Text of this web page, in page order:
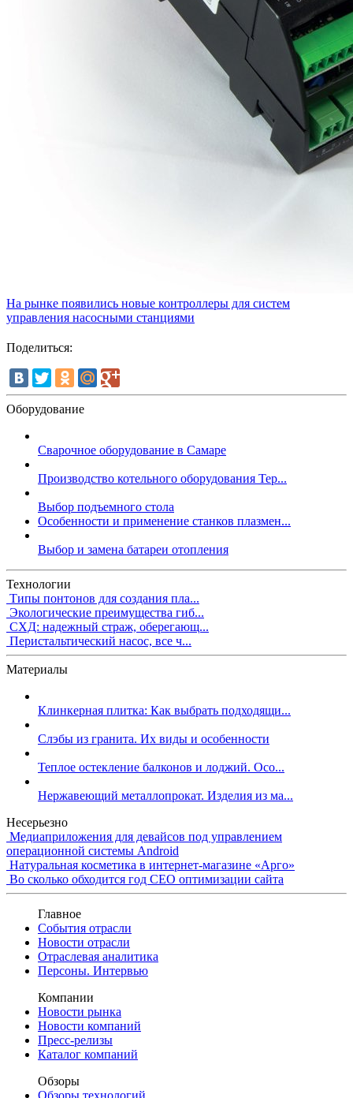
На рынке появились новые контроллеры для систем
управления насосными станциями
Поделиться:
Оборудование
Сварочное оборудование в Самаре
Производство котельного оборудования Тер...
Выбор подъемного стола
Особенности и применение станков плазмен...
Выбор и замена батареи отопления
Технологии
Типы понтонов для создания пла...
Экологические преимущества гиб...
СХД: надежный страж, оберегающ...
Перистальтический насос, все ч...
Материалы
Клинкерная плитка: Как выбрать подходящи...
Слэбы из гранита. Их виды и особенности
Теплое остекление балконов и лоджий. Осо...
Нержавеющий металлопрокат. Изделия из ма...
Несерьезно
Медиаприложения для девайсов под управлением
операционной системы Android
Натуральная косметика в интернет-магазине «Арго»
Во сколько обходится год СЕО оптимизации сайта
Главное
События отрасли
Новости отрасли
Отраслевая аналитика
Персоны. Интервью
Компании
Новости рынка
Новости компаний
Пресс-релизы
Каталог компаний
Обзоры